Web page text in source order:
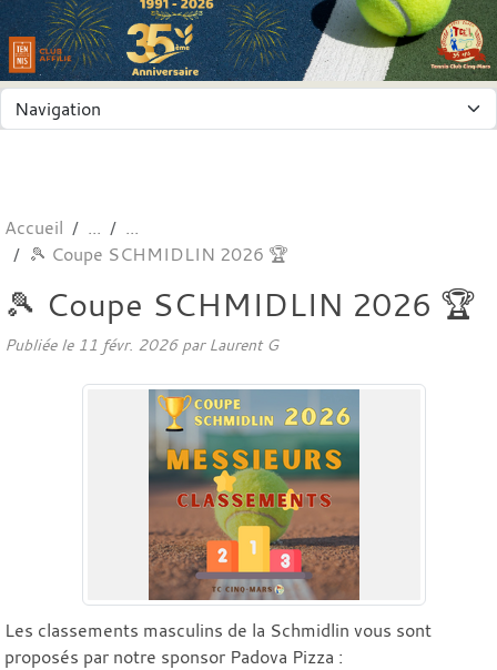
Accueil
🎾 Coupe SCHMIDLIN 2026 🏆
🎾 Coupe SCHMIDLIN 2026 🏆
Publiée le 11 févr. 2026par Laurent G
Les classements masculins de la Schmidlin vous sont
proposés par notre sponsor Padova Pizza :
Panneau de gestion des cookies